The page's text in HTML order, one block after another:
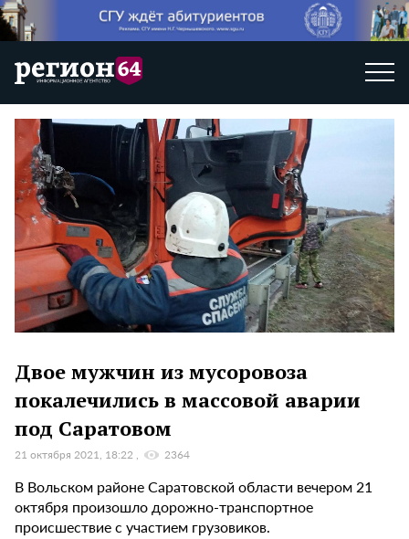
Двое мужчин из мусоровоза
покалечились в массовой аварии
под Саратовом
21 октября 2021, 18:22 2364
В Вольском районе Саратовской области вечером 21
октября произошло дорожно-транспортное
происшествие с участием грузовиков.